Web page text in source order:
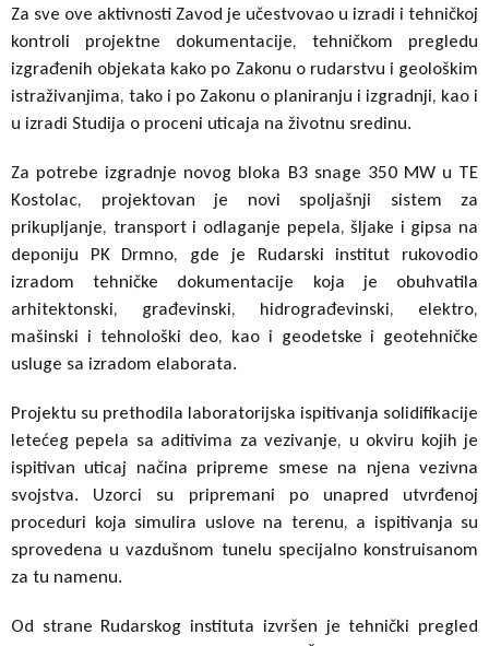
Za sve ove aktivnosti Zavod je učestvovao u izradi i tehničkoj
kontroli projektne dokumentacije, tehničkom pregledu
izgrađenih objekata kako po Zakonu o rudarstvu i geološkim
istraživanjima, tako i po Zakonu o planiranju i izgradnji, kao i
u izradi Studija o proceni uticaja na životnu sredinu.
Za potrebe izgradnje novog bloka B3 snage 350 MW u TE
Kostolac, projektovan je novi spoljašnji sistem za
prikupljanje, transport i odlaganje pepela, šljake i gipsa na
deponiju PK Drmno, gde je Rudarski institut rukovodio
izradom tehničke dokumentacije koja je obuhvatila
arhitektonski, građevinski, hidrograđevinski, elektro,
mašinski i tehnološki deo, kao i geodetske i geotehničke
usluge sa izradom elaborata.
Projektu su prethodila laboratorijska ispitivanja solidifikacije
letećeg pepela sa aditivima za vezivanje, u okviru kojih je
ispitivan uticaj načina pripreme smese na njena vezivna
svojstva. Uzorci su pripremani po unapred utvrđenoj
proceduri koja simulira uslove na terenu, a ispitivanja su
sprovedena u vazdušnom tunelu specijalno konstruisanom
za tu namenu.
Od strane Rudarskog instituta izvršen je tehnički pregled